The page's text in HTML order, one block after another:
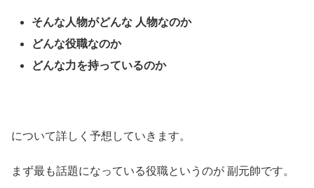
そんな人物がどんな 人物なのか
どんな役職なのか
どんな力を持っているのか
について詳しく予想していきます。
まず最も話題になっている役職というのが 副元帥です。